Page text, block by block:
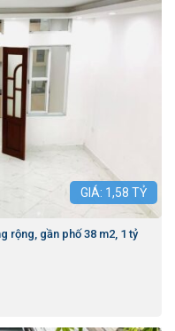
GIÁ: 1,58 TỶ
rộng, gần phố 38 m2, 1 tỷ